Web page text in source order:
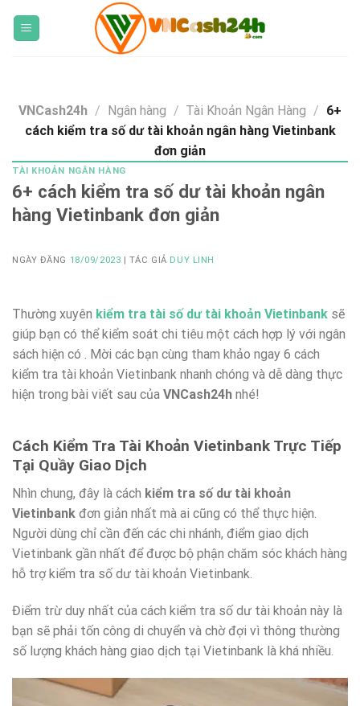
VNCash24h / Ngân hàng / Tài Khoản Ngân Hàng / 6+
cách kiểm tra số dư tài khoản ngân hàng Vietinbank
đơn giản
TÀI KHOẢN NGÂN HÀNG
6+ cách kiểm tra số dư tài khoản ngân
hàng Vietinbank đơn giản
NGÀY ĐĂNG 18/09/2023 | TÁC GIẢ DUY LINH
Thường xuyên kiểm tra tài số dư tài khoản Vietinbank sẽ
giúp bạn có thể kiểm soát chi tiêu một cách hợp lý với ngân
sách hiện có . Mời các bạn cùng tham khảo ngay 6 cách
kiểm tra tài khoản Vietinbank nhanh chóng và dễ dàng thực
hiện trong bài viết sau của VNCash24h nhé!
Cách Kiểm Tra Tài Khoản Vietinbank Trực Tiếp
Tại Quầy Giao Dịch
Nhìn chung, đây là cách kiểm tra số dư tài khoản
Vietinbank đơn giản nhất mà ai cũng có thể thực hiện.
Người dùng chỉ cần đến các chi nhánh, điểm giao dịch
Vietinbank gần nhất để được bộ phận chăm sóc khách hàng
hỗ trợ kiểm tra số dư tài khoản Vietinbank.
Điểm trừ duy nhất của cách kiểm tra số dư tài khoản này là
bạn sẽ phải tốn công di chuyển và chờ đợi vì thông thường
số lượng khách hàng giao dịch tại Vietinbank là khá nhiều.